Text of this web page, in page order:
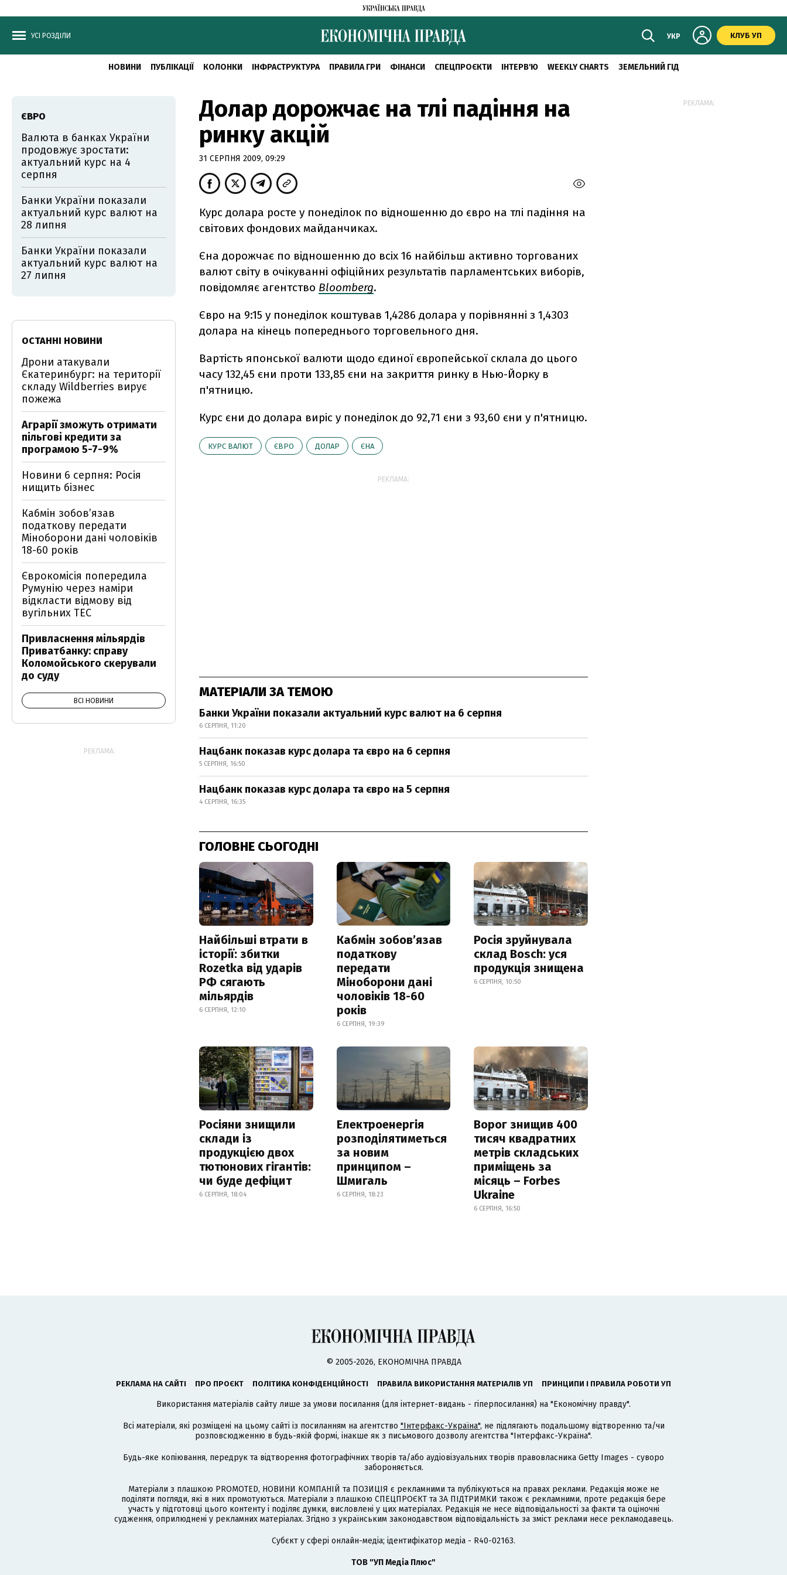
УСІ РОЗДІЛИ УКР КЛУБ УП
НОВИНИ ПУБЛІКАЦІЇ КОЛОНКИ ІНФРАСТРУКТУРА ПРАВИЛА ГРИ ФІНАНСИ СПЕЦПРОЄКТИ ІНТЕРВ'Ю WEEKLY CHARTS ЗЕМЕЛЬНИЙ ГІД
Долар дорожчає на тлі падіння на
ринку акцій
31 СЕРПНЯ 2009, 09:29
Курс долара росте у понеділок по відношенню до євро на тлі падіння на
світових фондових майданчиках.
Єна дорожчає по відношенню до всіх 16 найбільш активно торгованих
валют світу в очікуванні офіційних результатів парламентських виборів,
повідомляє агентство Bloomberg.
Євро на 9:15 у понеділок коштував 1,4286 долара у порівнянні з 1,4303
долара на кінець попереднього торговельного дня.
Вартість японської валюти щодо єдиної європейської склала до цього
часу 132,45 єни проти 133,85 єни на закриття ринку в Нью-Йорку в
п'ятницю.
Курс єни до долара виріс у понеділок до 92,71 єни з 93,60 єни у п'ятницю.
КУРС ВАЛЮТ ЄВРО ДОЛАР ЄНА
РЕКЛАМА:
МАТЕРІАЛИ ЗА ТЕМОЮ
Банки України показали актуальний курс валют на 6 серпня
6 СЕРПНЯ, 11:20
Нацбанк показав курс долара та євро на 6 серпня
5 СЕРПНЯ, 16:50
Нацбанк показав курс долара та євро на 5 серпня
4 СЕРПНЯ, 16:35
ГОЛОВНЕ СЬОГОДНІ
Найбільші втрати в
історії: збитки
Rozetka від ударів
РФ сягають
мільярдів
6 СЕРПНЯ, 12:10
Кабмін зобовʼязав
податкову
передати
Міноборони дані
чоловіків 18-60
років
6 СЕРПНЯ, 19:39
Росія зруйнувала
склад Bosch: уся
продукція знищена
6 СЕРПНЯ, 10:50
Росіяни знищили
склади із
продукцією двох
тютюнових гігантів:
чи буде дефіцит
6 СЕРПНЯ, 18:04
Електроенергія
розподілятиметься
за новим
принципом –
Шмигаль
6 СЕРПНЯ, 18:23
Ворог знищив 400
тисяч квадратних
метрів складських
приміщень за
місяць – Forbes
Ukraine
6 СЕРПНЯ, 16:50
ЄВРО
Валюта в банках України
продовжує зростати:
актуальний курс на 4
серпня
Банки України показали
актуальний курс валют на
28 липня
Банки України показали
актуальний курс валют на
27 липня
ОСТАННІ НОВИНИ
Дрони атакували
Єкатеринбург: на території
складу Wildberries вирує
пожежа
Аграрії зможуть отримати
пільгові кредити за
програмою 5-7-9%
Новини 6 серпня: Росія
нищить бізнес
Кабмін зобовʼязав
податкову передати
Міноборони дані чоловіків
18-60 років
Єврокомісія попередила
Румунію через наміри
відкласти відмову від
вугільних ТЕС
Привласнення мільярдів
Приватбанку: справу
Коломойського скерували
до суду
ВСІ НОВИНИ
РЕКЛАМА:
РЕКЛАМА:
© 2005-2026, ЕКОНОМІЧНА ПРАВДА
РЕКЛАМА НА САЙТІ ПРО ПРОЄКТ ПОЛІТИКА КОНФІДЕНЦІЙНОСТІ ПРАВИЛА ВИКОРИСТАННЯ МАТЕРІАЛІВ УП ПРИНЦИПИ І ПРАВИЛА РОБОТИ УП
Використання матеріалів сайту лише за умови посилання (для інтернет-видань - гіперпосилання) на "Економічну правду".
Всі матеріали, які розміщені на цьому сайті із посиланням на агентство "Інтерфакс-Україна", не підлягають подальшому відтворенню та/чи
розповсюдженню в будь-якій формі, інакше як з письмового дозволу агентства "Інтерфакс-Україна".
Будь-яке копіювання, передрук та відтворення фотографічних творів та/або аудіовізуальних творів правовласника Getty Images - суворо
забороняється.
Матеріали з плашкою PROMOTED, НОВИНИ КОМПАНІЙ та ПОЗИЦІЯ є рекламними та публікуються на правах реклами. Редакція може не
поділяти погляди, які в них промотуються. Матеріали з плашкою СПЕЦПРОЄКТ та ЗА ПІДТРИМКИ також є рекламними, проте редакція бере
участь у підготовці цього контенту і поділяє думки, висловлені у цих матеріалах. Редакція не несе відповідальності за факти та оціночні
судження, оприлюднені у рекламних матеріалах. Згідно з українським законодавством відповідальність за зміст реклами несе рекламодавець.
Cубєкт у сфері онлайн-медіа; ідентифікатор медіа - R40-02163.
ТОВ "УП Медіа Плюс"